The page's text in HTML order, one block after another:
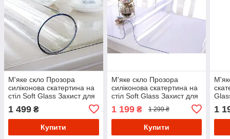
М'яке скло Прозора
силіконова скатертина на
стіл Soft Glass Захист для
меблів 1.4х1.0 м (товщина
2мм)
1 499 ₴
Купити
М'яке скло Прозора
силіконова скатертина на
стіл Soft Glass Захист для
меблів 1.5х1.0 м (Товщина
1.5 мм)
1 199₴ 1 299 ₴
Купити
1